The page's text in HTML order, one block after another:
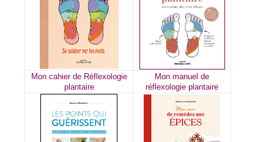
Mon cahier de Réflexologie
plantaire
Mon manuel de
réflexologie plantaire